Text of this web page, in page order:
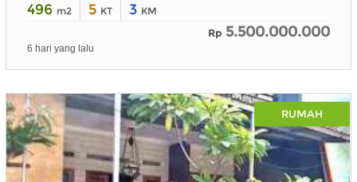
496 m2 5 KT 3 KM
Rp 5.500.000.000
6 hari yang lalu
RUMAH